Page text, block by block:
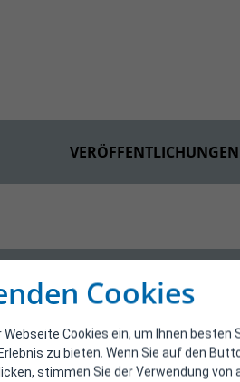
Cookies
Cookies ein, um Ihnen besten
zu bieten. Wenn Sie auf den
stimmen Sie der Verwendung von
VERÖFFENTLICHUNGEN